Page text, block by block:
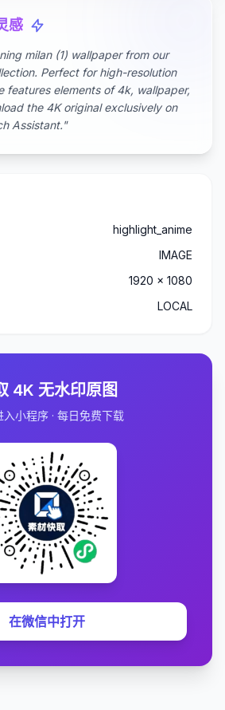
感
milan (1) wallpaper from our
Perfect for high-resolution
features elements of 4k, wallpaper,
the 4K original exclusively on
Assistant."
highlight_anime
IMAGE
1920 x 1080
LOCAL
4K 无水印原图
入小程序 · 每日免费下载
在微信中打开